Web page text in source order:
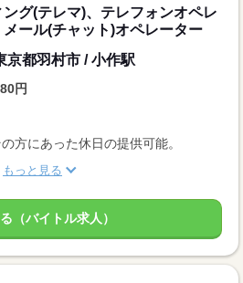
グ(テレマ)、テレフォンオペレ
ール(チャット)オペレーター
京都羽村市 / 小作駅
円
方にあった休日の提供可能。
もっと見る
（バイトル求人）